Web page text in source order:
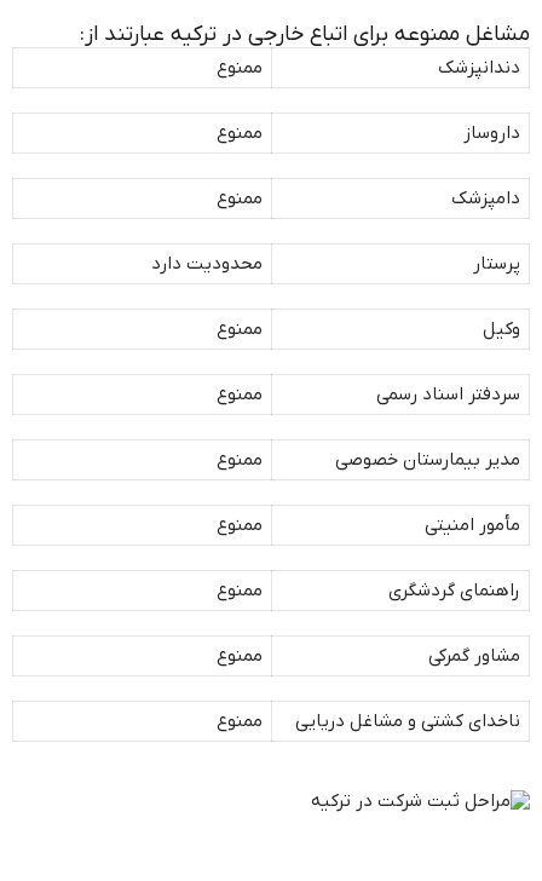
مشاغل ممنوعه برای اتباع خارجی در ترکیه عبارتند از:
دندانپزشک ممنوع
داروساز ممنوع
دامپزشک ممنوع
پرستار محدودیت دارد
وکیل ممنوع
سردفتر اسناد رسمی ممنوع
مدیر بیمارستان خصوصی ممنوع
مأمور امنیتی ممنوع
راهنمای گردشگری ممنوع
مشاور گمرکی ممنوع
ناخدای کشتی و مشاغل دریایی ممنوع